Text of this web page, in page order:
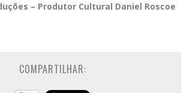
– Produtor Cultural Daniel Roscoe
COMPARTILHAR: